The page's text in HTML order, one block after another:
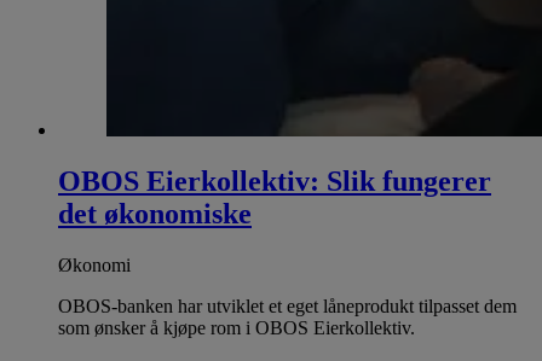
OBOS Eierkollektiv: Slik fungerer
det økonomiske
Økonomi
OBOS-banken har utviklet et eget låneprodukt tilpasset dem
som ønsker å kjøpe rom i OBOS Eierkollektiv.